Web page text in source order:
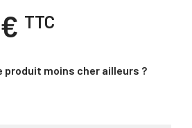
TTC
produit moins cher ailleurs ?